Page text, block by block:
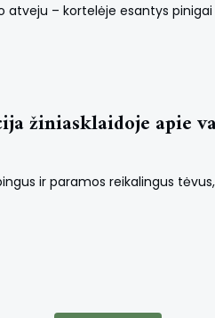
atveju – kortelėje esantys
žiniasklaidoje apie
ir paramos reikalingus